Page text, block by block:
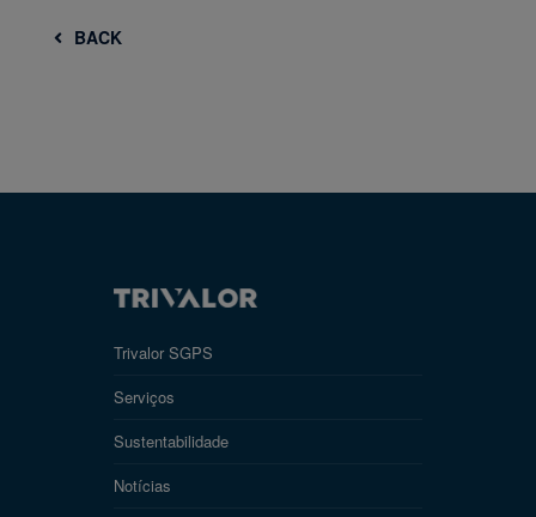
BACK
Trivalor SGPS
Serviços
Sustentabilidade
Notícias